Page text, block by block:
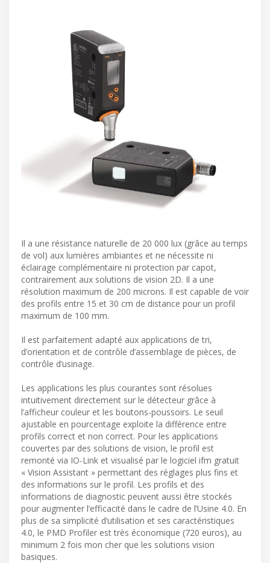
Il a une résistance naturelle de 20 000 lux (grâce au temps
de vol) aux lumières ambiantes et ne nécessite ni
éclairage complémentaire ni protection par capot,
contrairement aux solutions de vision 2D. Il a une
résolution maximum de 200 microns. Il est capable de voir
des profils entre 15 et 30 cm de distance pour un profil
maximum de 100 mm.
Il est parfaitement adapté aux applications de tri,
d’orientation et de contrôle d’assemblage de pièces, de
contrôle d’usinage.
Les applications les plus courantes sont résolues
intuitivement directement sur le détecteur grâce à
l’afficheur couleur et les boutons-poussoirs. Le seuil
ajustable en pourcentage exploite la différence entre
profils correct et non correct. Pour les applications
couvertes par des solutions de vision, le profil est
remonté via IO-Link et visualisé par le logiciel ifm gratuit
« Vision Assistant » permettant des réglages plus fins et
des informations sur le profil. Les profils et des
informations de diagnostic peuvent aussi être stockés
pour augmenter l’efficacité dans le cadre de l’Usine 4.0. En
plus de sa simplicité d’utilisation et ses caractéristiques
4.0, le PMD Profiler est très économique (720 euros), au
minimum 2 fois mon cher que les solutions vision
basiques.